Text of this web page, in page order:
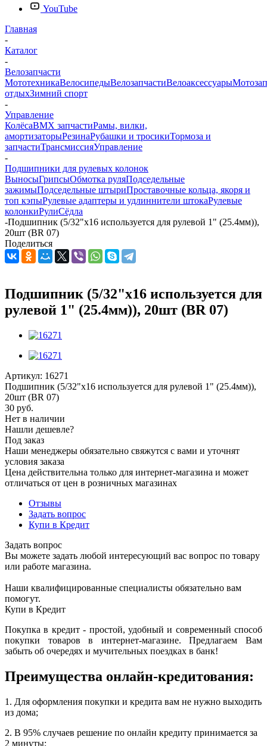
YouTube
Главная
-
Каталог
-
Велозапчасти
МототехникаВелосипедыВелозапчастиВелоаксессуары
отдыхЗимний спорт
-
Управление
КолёсаBMX запчастиРамы, вилки,
амортизаторыРезинаРубашки и тросикиТормоза и
запчастиТрансмиссияУправление
-
Подшипники для рулевых колонок
ВыносыГрипсыОбмотка руляПодседельные
зажимыПодседельные штыриПроставочные кольца, якоря и
топ кэпыРулевые адаптеры и удлиннители штокаРулевые
колонкиРулиСёдла
-Подшипник (5/32"х16 используется для рулевой 1" (25.4мм)),
20шт (BR 07)
Поделиться
Подшипник (5/32"х16 используется для
рулевой 1" (25.4мм)), 20шт (BR 07)
Артикул: 16271
Подшипник (5/32"х16 используется для рулевой 1" (25.4мм)),
20шт (BR 07)
30 руб.
Нет в наличии
Нашли дешевле?
Под заказ
Наши менеджеры обязательно свяжутся с вами и уточнят
условия заказа
Цена действительна только для интернет-магазина и может
отличаться от цен в розничных магазинах
Отзывы
Задать вопрос
Купи в Кредит
Задать вопрос
Вы можете задать любой интересующий вас вопрос по товару
или работе магазина.
Наши квалифицированные специалисты обязательно вам
помогут.
Купи в Кредит
Покупка в кредит - простой, удобный и современный способ
покупки товаров в интернет-магазине. Предлагаем Вам
забыть об очередях и мучительных поездках в банк!
Преимущества онлайн-кредитования:
1. Для оформления покупки и кредита вам не нужно выходить
из дома;
2. В 95% случаев решение по онлайн кредиту принимается за
2 минуты;